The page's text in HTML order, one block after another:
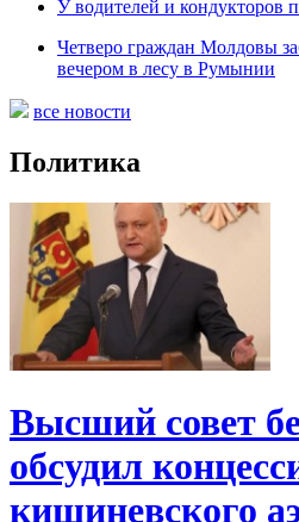
У водителей и кондукторов
Четверо граждан Молдовы
вечером в лесу в Румынии
все новости
Политика
Высший совет
обсудил
кишиневского